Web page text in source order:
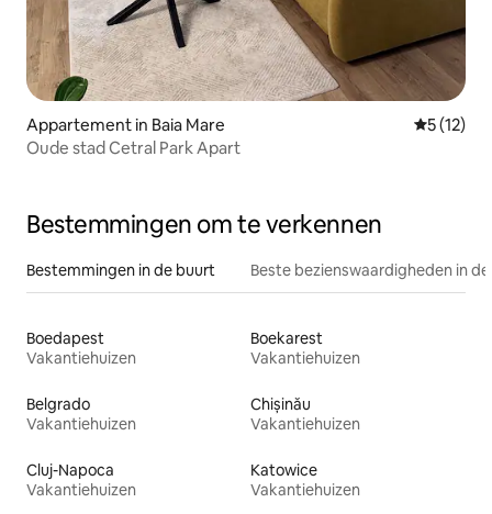
Appartement in Baia Mare
5 (12)
Oude stad Cetral Park Apart
Bestemmingen om te verkennen
Bestemmingen in de buurt Beste bezienswaardigheden in
Boedapest
Vakantiehuizen
Boekarest
Vakantiehuizen
Belgrado
Vakantiehuizen
Chișinău
Vakantiehuizen
Cluj-Napoca
Vakantiehuizen
Katowice
Vakantiehuizen